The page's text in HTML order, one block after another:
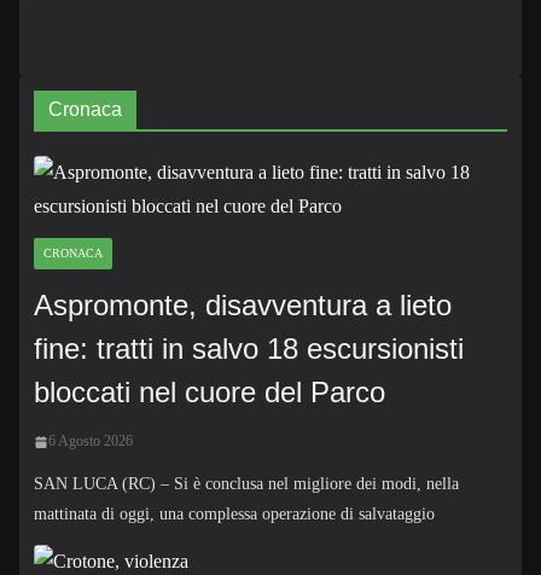
Cronaca
CRONACA
Aspromonte, disavventura a lieto
fine: tratti in salvo 18 escursionisti
bloccati nel cuore del Parco
6 Agosto 2026
SAN LUCA (RC) – Si è conclusa nel migliore dei modi, nella
mattinata di oggi, una complessa operazione di salvataggio